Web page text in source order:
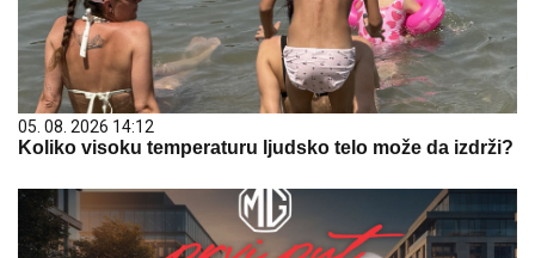
05. 08. 2026 14:12
Koliko visoku temperaturu ljudsko telo može da izdrži?